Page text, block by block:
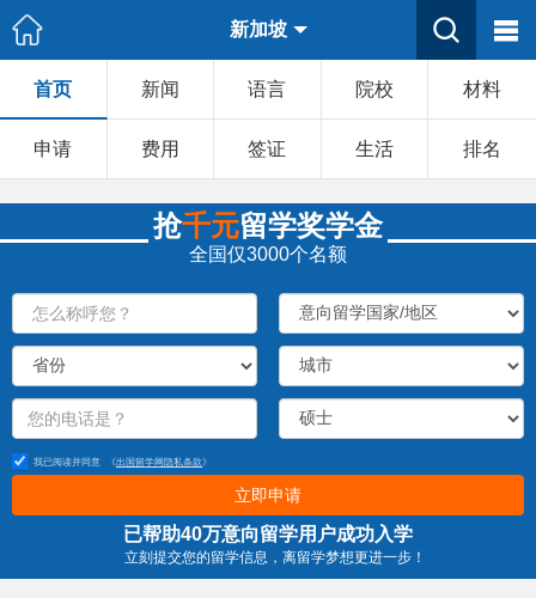
新加坡
首页 新闻 语言 院校 材料
申请 费用 签证 生活 排名
抢千元留学奖学金
全国仅3000个名额
我已阅读并同意 《出国留学网隐私条款》
立即申请
已帮助40万意向留学用户成功入学
立刻提交您的留学信息，离留学梦想更进一步！